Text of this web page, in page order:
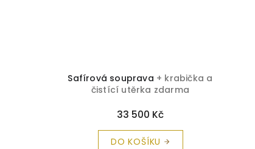
Safírová souprava + krabička a
čistící utěrka zdarma
33 500 Kč
DO KOŠÍKU